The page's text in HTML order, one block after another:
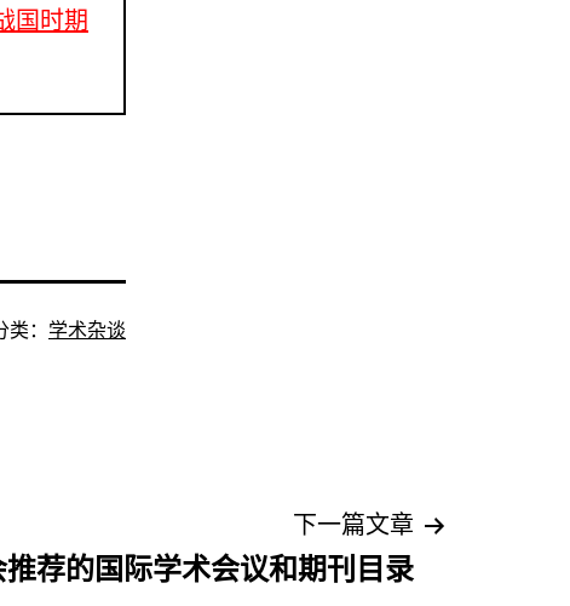
国时期
类： 学术杂谈
下一篇文章
荐的国际学术会议和期刊目录